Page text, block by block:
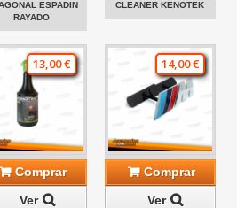
ESPADIN
RAYADO
CLEANER KENOTEK
13,00 €
Comprar
Ver
14,00 €
Comprar
Ver